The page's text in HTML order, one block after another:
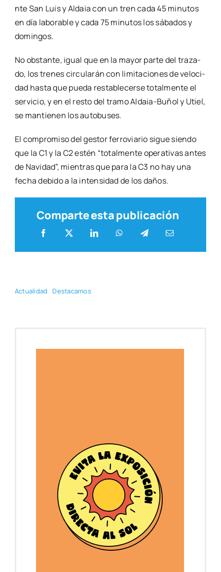
n­­te San Luis y Aldaia con un tren cada 45 minu­tos
en día labo­ra­ble y cada 75 minu­tos los sába­dos y
domin­gos.
No obs­tan­te, igual que en la mayor par­te del tra­za­
do, los tre­nes cir­cu­la­rán con limi­ta­cio­nes de velo­ci­
dad has­ta que pue­da res­ta­ble­cer­se total­men­te el
ser­vi­cio, y en el res­to del tra­mo Aldaia-Buñol y Utiel,
se man­tie­nen los auto­bu­ses.
El com­pro­mi­so del ges­tor ferro­via­rio sigue sien­do
que la C1 y la C2 estén “total­men­te ope­ra­ti­vas antes
de Navi­dad”, mien­tras que para la C3 no hay una
fecha debi­do a la inten­si­dad de los daños.
Comparte esta publicación
Actua­li­dad Des­ta­ca­mos